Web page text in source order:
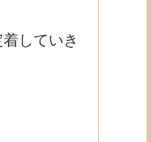
していき